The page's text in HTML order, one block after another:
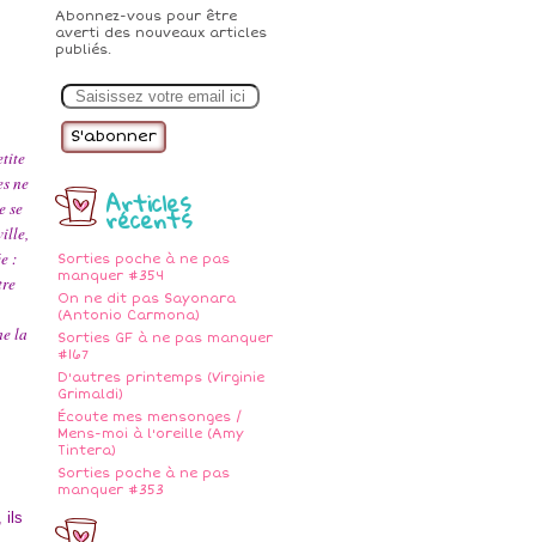
Abonnez-vous pour être
averti des nouveaux articles
publiés.
m
Articles
récents
Sorties poche à ne pas
manquer #354
On ne dit pas Sayonara
(Antonio Carmona)
Sorties GF à ne pas manquer
#167
D'autres printemps (Virginie
Grimaldi)
Écoute mes mensonges /
Mens-moi à l'oreille (Amy
Tintera)
Sorties poche à ne pas
manquer #353
ne
se
:
la
ils